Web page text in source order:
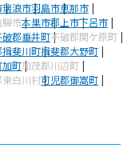
瑞浪市羽島市恵那市
騨市本巣市郡上市下呂市
破郡垂井町不破郡関ケ原町
斐川町揖斐郡大野町
加町加茂郡川辺町
白川村可児郡御嵩町